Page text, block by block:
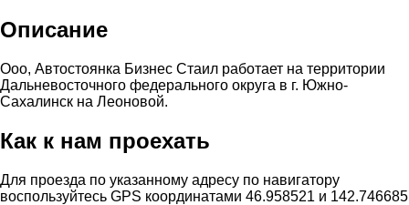
Описание
Ооо, Автостоянка Бизнес Стаил работает на территории
Дальневосточного федерального округа в г. Южно-
Сахалинск на Леоновой.
Как к нам проехать
Для проезда по указанному адресу по навигатору
воспользуйтесь GPS координатами 46.958521 и 142.746685